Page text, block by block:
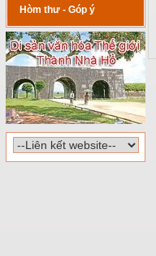
Hòm thư - Góp ý